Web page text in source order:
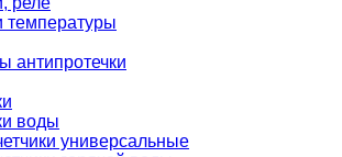
температуры
антипротечки
воды
универсальные